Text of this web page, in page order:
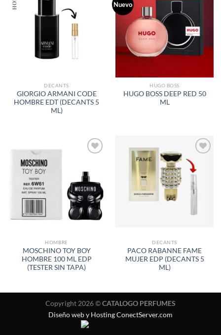
A LA
LISTA
DESEOS
DECANTS
GIORGIO ARMANI CODE
HOMBRE EDT (DECANTS 5
ML)
Nuevo
A LA
LISTA
DE
DESEOS
HUGO BOSS
HUGO BOSS DEEP RED 50
ML
A LA
LISTA
DE
DESEOS
HOMBRE
MOSCHINO TOY BOY
HOMBRE 100 ML EDP
(TESTER SIN TAPA)
AÑADIR
A LA
DE
DESEOS
DECANTS
PACO RABANNE FAME
MUJER EDP (DECANTS 5
ML)
Copyright 2026 ©CATALOGO PERFUMES
Diseño web y Hosting ConectServer.com